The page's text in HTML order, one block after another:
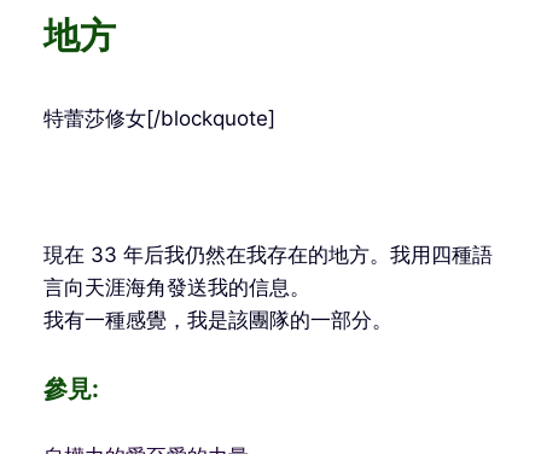
地方
特蕾莎修女[/blockquote]
現在 33 年后我仍然在我存在的地方。我用四種語
言向天涯海角發送我的信息。
我有一種感覺，我是該團隊的一部分。
參見: